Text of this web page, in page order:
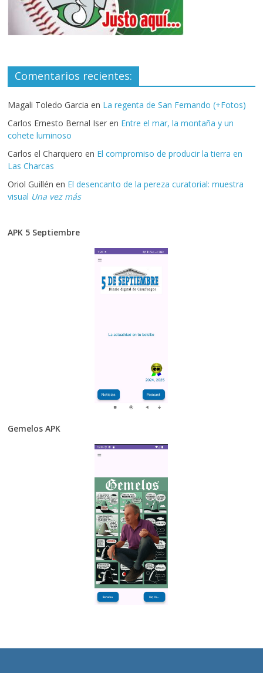
Comentarios recientes:
Magali Toledo Garcia en La regenta de San Fernando (+Fotos)
Carlos Ernesto Bernal Iser en Entre el mar, la montaña y un
cohete luminoso
Carlos el Charquero en El compromiso de producir la tierra en
Las Charcas
Oriol Guillén en El desencanto de la pereza curatorial: muestra
visual Una vez más
APK 5 Septiembre
Gemelos APK